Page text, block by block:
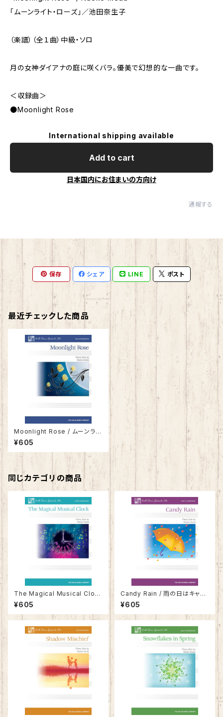
「ムーンライト・ローズ」／池田奈生子
（楽譜）（全１曲）中級・ソロ
月の女神ダイアナの庭に咲くバラ。優美で幻想的な一曲です。
＜収録曲＞
●Moonlight Rose
International shipping available
Add to cart
日本国内にお住まいの方向け
通報する
保存 シェア LINE ポスト
最近チェックした商品
Moonlight Rose / ムーンライ
ト・ローズ
¥605
同じカテゴリの商品
The Magical Musical Clock
/ 時計じかけの音楽隊
¥605
Candy Rain / 雨の日はキャン
ディ・レイン
¥605